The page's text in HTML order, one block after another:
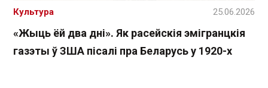
«Жыць ёй два дні». Як расейскія эмігранцкія
газэты ў ЗША пісалі пра Беларусь у 1920-х
Культура 25.06.2026